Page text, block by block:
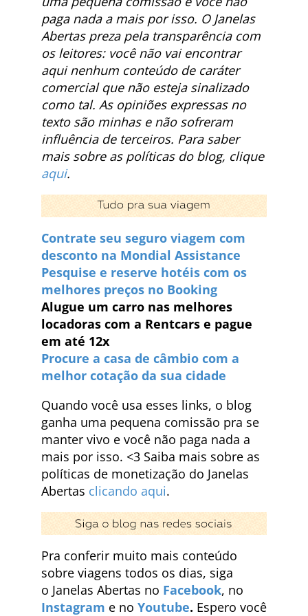
paga nada a mais por isso. O Janelas
Abertas preza pela transparência com
os leitores: você não vai encontrar
aqui nenhum conteúdo de caráter
comercial que não esteja sinalizado
como tal. As opiniões expressas no
texto são minhas e não sofreram
influência de terceiros. Para saber
mais sobre as políticas do blog, clique
aqui.
Contrate seu seguro viagem com
desconto na Mondial Assistance
Pesquise e reserve hotéis com os
melhores preços no Booking
Alugue um carro nas melhores
locadoras com a Rentcars e pague
em até 12x
Procure a casa de câmbio com a
melhor cotação da sua cidade
Quando você usa esses links, o blog
ganha uma pequena comissão pra se
manter vivo e você não paga nada a
mais por isso. <3 Saiba mais sobre as
políticas de monetização do Janelas
Abertas clicando aqui.
Pra conferir muito mais conteúdo
sobre viagens todos os dias, siga
o Janelas Abertas no Facebook, no
Instagram e no Youtube. Espero você